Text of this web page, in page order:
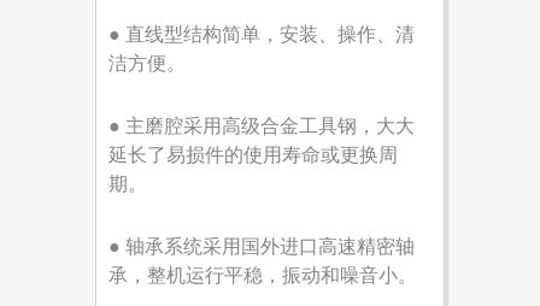
● 直线型结构简单，安装、操作、清
洁方便。
● 主磨腔采用高级合金工具钢，大大
延长了易损件的使用寿命或更换周
期。
● 轴承系统采用国外进口高速精密轴
承，整机运行平稳，振动和噪音小。